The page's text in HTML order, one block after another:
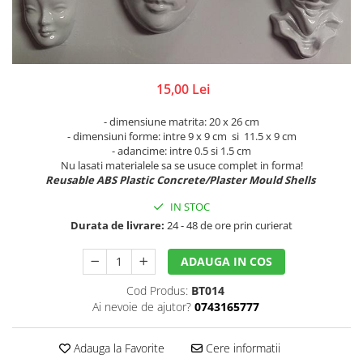
Lacuri de crapare
Paste antichizante
Solventi
Contur/Liner
Pigmenti
Vopsea de tabla
Vopsea efect perle/3D
Vopsea pentru textile si piele
Vopsea/Pulbere cu efect de catifea
Auritura
Cutii, suporturi
Diverse
Figurine, elemente decor
Accesorii craft
Abtibild cu mesaje
Flori artificiale
Quilling
Sarma plusata
Rame
Rozete,colturi, baghete decor
Ustensile si accesorii
Turnare sapun
Forme pentru turnat sapun
15,00 Lei
- dimensiune matrita: 20 x 26 cm
- dimensiuni forme: intre 9 x 9 cm si 11.5 x 9 cm
- adancime: intre 0.5 si 1.5 cm
Nu lasati materialele sa se usuce complet in forma!
Reusable ABS Plastic Concrete/Plaster Mould Shells
IN STOC
Durata de livrare: 24 - 48 de ore prin curierat
ADAUGA IN COS
Cod Produs: BT014
Ai nevoie de ajutor? 0743165777
Adauga la Favorite Cere informatii